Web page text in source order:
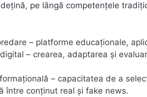
pe lângă competențele
– platforme educaționale,
– crearea, adaptarea și
– capacitatea de a
între conținut real și fake news.